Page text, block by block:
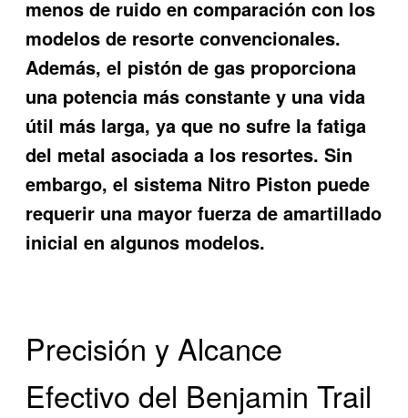
menos de ruido en comparación con los
modelos de resorte convencionales.
Además, el pistón de gas proporciona
una potencia más constante y una vida
útil más larga, ya que no sufre la fatiga
del metal asociada a los resortes. Sin
embargo, el sistema Nitro Piston puede
requerir una mayor fuerza de amartillado
inicial en algunos modelos.
Precisión y Alcance
Efectivo del Benjamin Trail